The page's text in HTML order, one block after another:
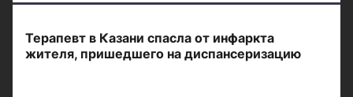
Терапевт в Казани спасла от инфаркта
жителя, пришедшего на диспансеризацию